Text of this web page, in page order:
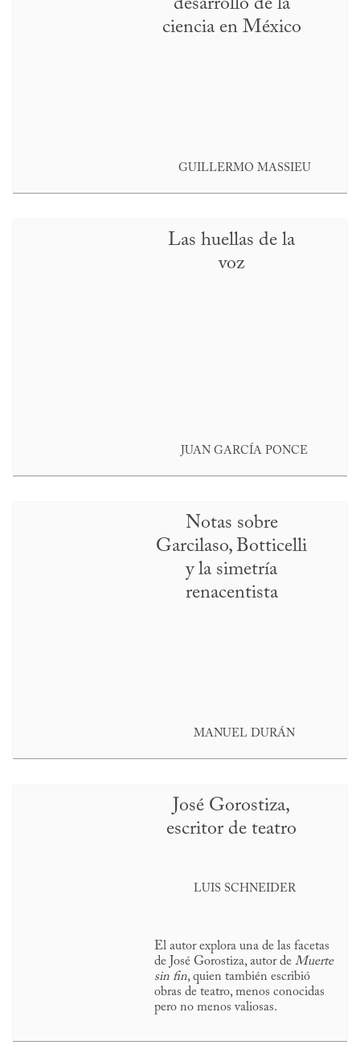
desarrollo de la
ciencia en México
GUILLERMO MASSIEU
Las huellas de la
voz
JUAN GARCÍA PONCE
Notas sobre
Garcilaso, Botticelli
y la simetría
renacentista
MANUEL DURÁN
José Gorostiza,
escritor de teatro
LUIS SCHNEIDER
El autor explora una de las facetas
de José Gorostiza, autor de Muerte
sin fin, quien también escribió
obras de teatro, menos conocidas
pero no menos valiosas.